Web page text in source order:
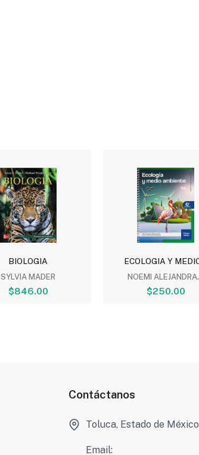
BIOLOGIA
SYLVIA MADER
$846.00
ECOLOGIA Y
NOEMI
$250.00
Contáctanos
Toluca, Estado de México
Email: